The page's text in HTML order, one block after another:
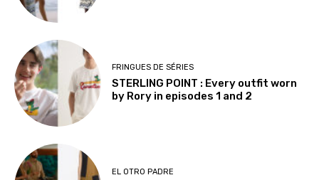
FRINGUES DE SÉRIES
STERLING POINT : Every outfit worn
by Rory in episodes 1 and 2
EL OTRO PADRE